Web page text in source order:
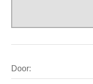
Sidebar
Door: